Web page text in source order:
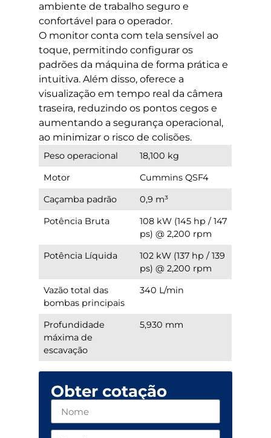
ambiente de trabalho seguro e
confortável para o operador.
O monitor conta com tela sensível ao
toque, permitindo configurar os
padrões da máquina de forma prática e
intuitiva. Além disso, oferece a
visualização em tempo real da câmera
traseira, reduzindo os pontos cegos e
aumentando a segurança operacional,
ao minimizar o risco de colisões.
Peso operacional
18,100 kg
Motor
Cummins QSF4
Caçamba padrão
0,9 m³
Potência Bruta
108 kW (145 hp / 147
ps) @ 2,200 rpm
Potência Líquida
102 kW (137 hp / 139
ps) @ 2,200 rpm
Vazão total das
bombas principais
340 L/min
Profundidade
máxima de
escavação
5,930 mm
Obter cotação